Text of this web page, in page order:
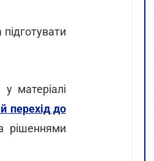
матеріалі
перехід до
рішеннями